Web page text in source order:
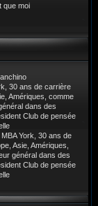
que moi
York, 30 ans de
Asie, Amériques,
général dans des
Club de pensée